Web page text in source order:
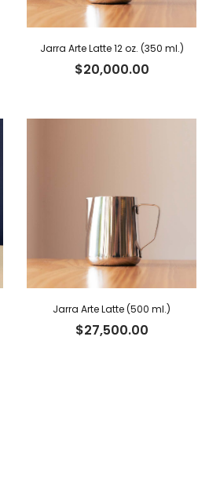
Jarra Arte Latte 12 oz. (350 ml.)
$20,000.00
Jarra Arte Latte (500 ml.)
$27,500.00